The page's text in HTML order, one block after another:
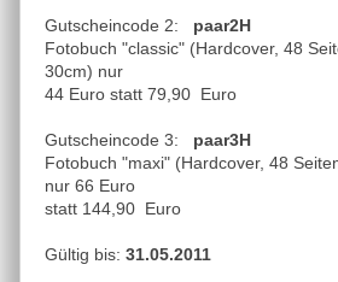
Gutscheincode 2: paar2H
Fotobuch "classic" (Hardcover, 48
30cm) nur
44 Euro statt 79,90 Euro
Gutscheincode 3: paar3H
Fotobuch "maxi" (Hardcover, 48
nur 66 Euro
statt 144,90 Euro
Gültig bis: 31.05.2011